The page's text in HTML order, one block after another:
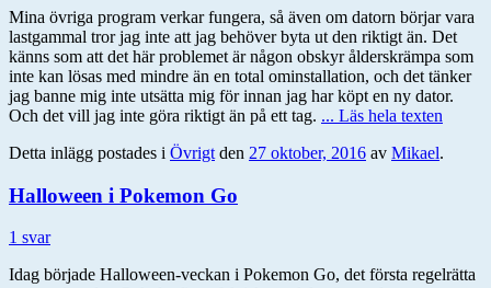
Mina övriga program verkar fungera, så även om datorn börjar vara
lastgammal tror jag inte att jag behöver byta ut den riktigt än. Det
känns som att det här problemet är någon obskyr ålderskrämpa som
inte kan lösas med mindre än en total ominstallation, och det tänker
jag banne mig inte utsätta mig för innan jag har köpt en ny dator.
Och det vill jag inte göra riktigt än på ett tag. ... Läs hela texten
Detta inlägg postades i Övrigt den 27 oktober, 2016 av Mikael.
Halloween i Pokemon Go
1 svar
Idag började Halloween-veckan i Pokemon Go, det första regelrätta